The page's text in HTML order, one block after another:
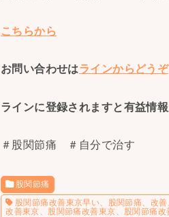
こちらから
お問い合わせはラインからどうぞ
ラインに登録されますと有益情報
＃股関節痛 ＃自分で治す
股関節痛
股関節痛改善東京早い、股関節痛、改
改善東京、股関節痛改善東京、股関節痛